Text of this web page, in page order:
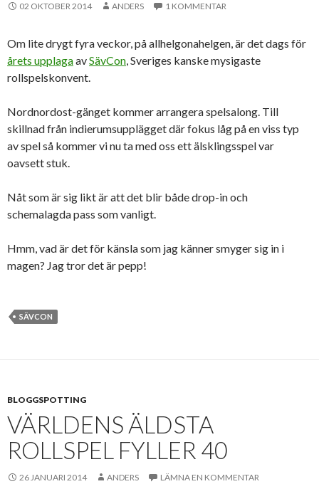
02 OKTOBER 2014 ANDERS 1 KOMMENTAR
Om lite drygt fyra veckor, på allhelgonahelgen, är det dags för
årets upplagaavSävCon, Sveriges kanske mysigaste
rollspelskonvent.
Nordnordost-gänget kommer arrangera spelsalong. Till
skillnad från indierumsupplägget där fokus låg på en viss typ
av spel så kommer vi nu ta med oss ett älsklingsspel var
oavsett stuk.
Nåt som är sig likt är att det blir både drop-in och
schemalagda pass som vanligt.
Hmm, vad är det för känsla som jag känner smyger sig in i
magen? Jag tror det är pepp!
SÄVCON
BLOGGSPOTTING
VÄRLDENS ÄLDSTA
ROLLSPEL FYLLER 40
26 JANUARI 2014 ANDERS LÄMNA EN KOMMENTAR